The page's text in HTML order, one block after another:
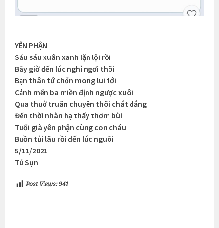
YÊN PHẬN
Sáu sáu xuân xanh lặn lội rồi
Bây giờ đến lúc nghỉ ngơi thôi
Bạn thân tứ chốn mong lui tới
Cảnh mến ba miền định ngược xuôi
Qua thuở truân chuyên thôi chát đắng
Đến thời nhàn hạ thấy thơm bùi
Tuổi già yên phận cùng con cháu
Buồn tủi lâu rồi đến lúc nguôi
5/11/2021
Tú Sụn
Post Views: 941